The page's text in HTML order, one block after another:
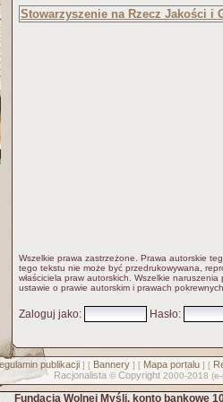
Stowarzyszenie na Rzecz Jakości i
Wszelkie prawa zastrzeżone. Prawa autorskie
tego tekstu nie może być przedrukowywana,
właściciela praw autorskich. Wszelkie
ustawie o prawie autorskim i prawach pokrewnych.
Zaloguj jako: Hasło:
publikacji] [ Bannery] [ Mapa portalu] [
Racjonalista © Copyright 2000-2018 (e-
Fundacja Wolnej Myśli, konto bankowe